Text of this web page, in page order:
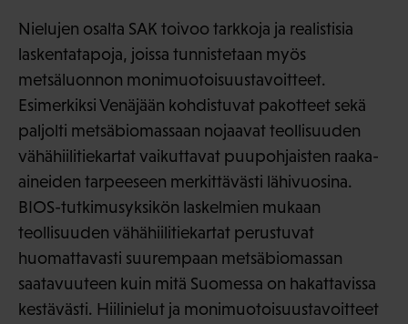
Nielujen osalta SAK toivoo tarkkoja ja realistisia
laskentatapoja, joissa tunnistetaan myös
metsäluonnon monimuotoisuustavoitteet.
Esimerkiksi Venäjään kohdistuvat pakotteet sekä
paljolti metsäbiomassaan nojaavat teollisuuden
vähähiilitiekartat vaikuttavat puupohjaisten raaka-
aineiden tarpeeseen merkittävästi lähivuosina.
BIOS-tutkimusyksikön laskelmien mukaan
teollisuuden vähähiilitiekartat perustuvat
huomattavasti suurempaan metsäbiomassan
saatavuuteen kuin mitä Suomessa on hakattavissa
kestävästi. Hiilinielut ja monimuotoisuustavoitteet